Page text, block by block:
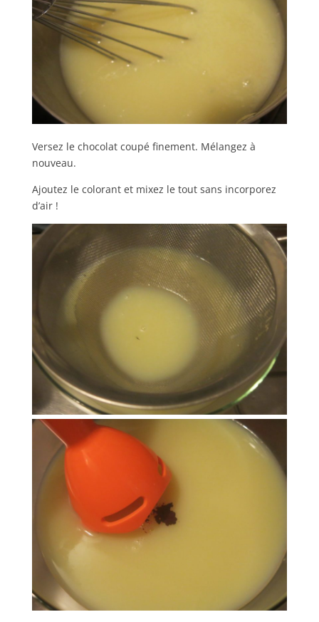
Versez le chocolat coupé finement. Mélangez à
nouveau.
Ajoutez le colorant et mixez le tout sans incorporez
d’air !